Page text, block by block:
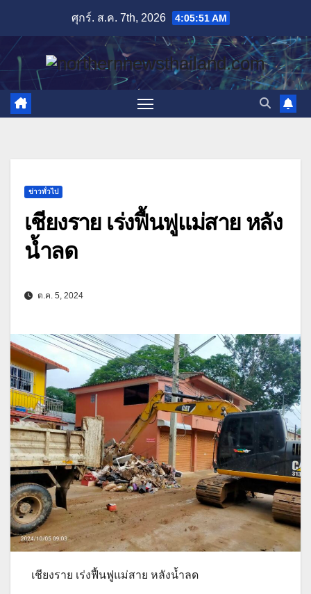
content
ศุกร์. ส.ค. 7th, 2026 4:05:52 AM
ข่าวทั่วไป
เชียงราย เร่งฟื้นฟูแม่สาย หลัง
น้ำลด
ต.ค. 5, 2024
เชียงราย เร่งฟื้นฟูแม่สาย หลังน้ำลด